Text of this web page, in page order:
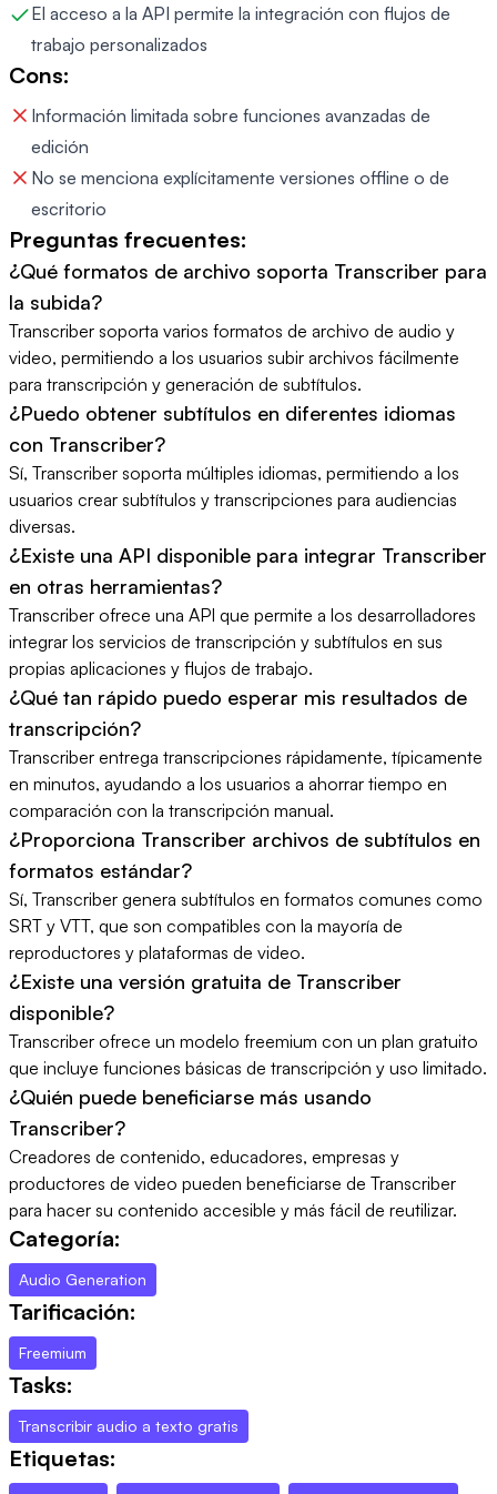
El acceso a la API permite la integración con flujos de
trabajo personalizados
Cons:
Información limitada sobre funciones avanzadas de
edición
No se menciona explícitamente versiones offline o de
escritorio
Preguntas frecuentes:
¿Qué formatos de archivo soporta Transcriber para
la subida?
Transcriber soporta varios formatos de archivo de audio y
video, permitiendo a los usuarios subir archivos fácilmente
para transcripción y generación de subtítulos.
¿Puedo obtener subtítulos en diferentes idiomas
con Transcriber?
Sí, Transcriber soporta múltiples idiomas, permitiendo a los
usuarios crear subtítulos y transcripciones para audiencias
diversas.
¿Existe una API disponible para integrar Transcriber
en otras herramientas?
Transcriber ofrece una API que permite a los desarrolladores
integrar los servicios de transcripción y subtítulos en sus
propias aplicaciones y flujos de trabajo.
¿Qué tan rápido puedo esperar mis resultados de
transcripción?
Transcriber entrega transcripciones rápidamente, típicamente
en minutos, ayudando a los usuarios a ahorrar tiempo en
comparación con la transcripción manual.
¿Proporciona Transcriber archivos de subtítulos en
formatos estándar?
Sí, Transcriber genera subtítulos en formatos comunes como
SRT y VTT, que son compatibles con la mayoría de
reproductores y plataformas de video.
¿Existe una versión gratuita de Transcriber
disponible?
Transcriber ofrece un modelo freemium con un plan gratuito
que incluye funciones básicas de transcripción y uso limitado.
¿Quién puede beneficiarse más usando
Transcriber?
Creadores de contenido, educadores, empresas y
productores de video pueden beneficiarse de Transcriber
para hacer su contenido accesible y más fácil de reutilizar.
Categoría:
Audio Generation
Tarificación:
Freemium
Tasks:
Transcribir audio a texto gratis
Etiquetas: